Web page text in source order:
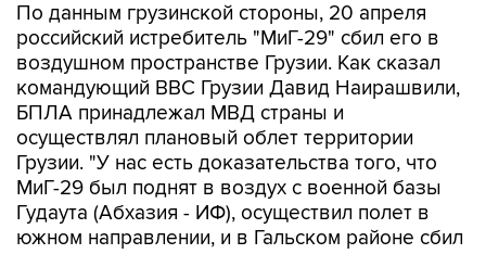
По данным грузинской стороны, 20 апреля
российский истребитель "МиГ-29" сбил его в
воздушном пространстве Грузии. Как сказал
командующий ВВС Грузии Давид Наирашвили,
БПЛА принадлежал МВД страны и
осуществлял плановый облет территории
Грузии. "У нас есть доказательства того, что
МиГ-29 был поднят в воздух с военной базы
Гудаута (Абхазия - ИФ), осуществил полет в
южном направлении, и в Гальском районе сбил